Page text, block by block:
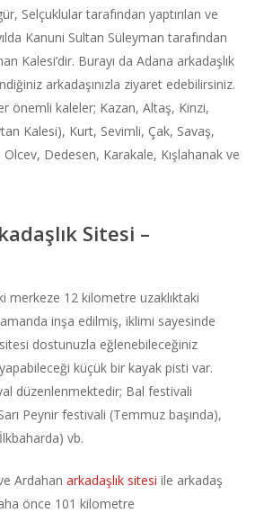
Selçuklular tarafından yaptırılan ve
Kanuni Sultan Süleyman tarafından
Kalesi’dir. Burayı da Adana arkadaşlık
arkadaşınızla ziyaret edebilirsiniz.
önemli kaleler; Kazan, Altaş, Kinzi,
Kalesi), Kurt, Sevimli, Çak, Savaş,
Dedesen, Karakale, Kışlahanak ve
Sitesi –
merkeze 12 kilometre uzaklıktaki
inşa edilmiş, iklimi sayesinde
dostunuzla eğlenebileceğiniz
küçük bir kayak pisti var.
düzenlenmektedir; Bal festivali
Peynir festivali (Temmuz başında),
vb.
Ardahan arkadaşlık sitesi ile arkadaş
önce 101 kilometre